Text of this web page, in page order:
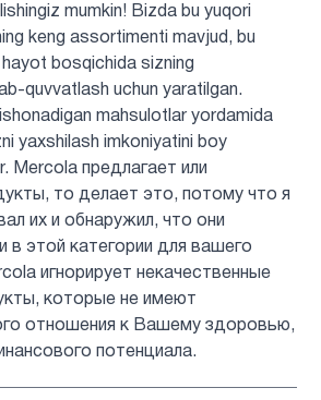
mumkin! Bizda bu yuqori
keng assortimenti mavjud, bu
bosqichida sizning
quvvatlash uchun yaratilgan.
mahsulotlar yordamida
yaxshilash imkoniyatini boy
Mercola предлагает или
то делает это, потому что я
их и обнаружил, что они
в этой категории для вашего
игнорирует некачественные
которые не имеют
отношения к Вашему здоровью,
потенциала.
5
6
1